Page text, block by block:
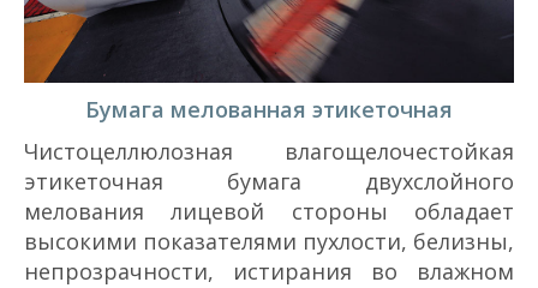
Бумага мелованная этикеточная
Чистоцеллюлозная влагощелочестойкая
этикеточная бумага двухслойного
мелования лицевой стороны обладает
высокими показателями пухлости, белизны,
непрозрачности, истирания во влажном